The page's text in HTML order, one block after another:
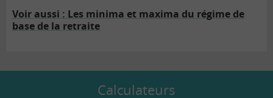
Voir aussi : Les minima et maxima du régime de
base de la retraite
Calculateurs